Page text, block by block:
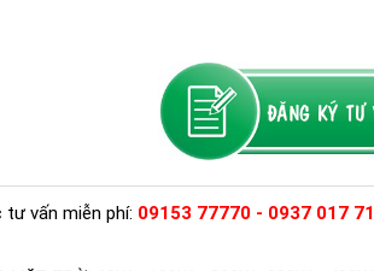
vấn miễn phí: 09153 77770 - 0937 017